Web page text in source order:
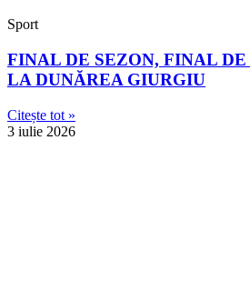
Sport
FINAL DE SEZON, FINAL
LA DUNĂREA GIURGIU
Citește tot »
3 iulie 2026